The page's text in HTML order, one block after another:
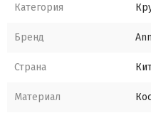
Категория
Бренд
Страна
Материал